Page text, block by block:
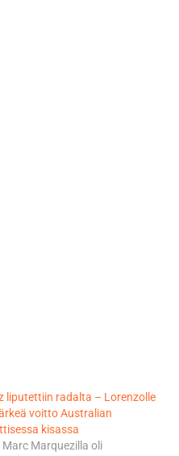
liputettiin radalta – Lorenzolle
voitto Australian
kisassa
Marquezilla oli